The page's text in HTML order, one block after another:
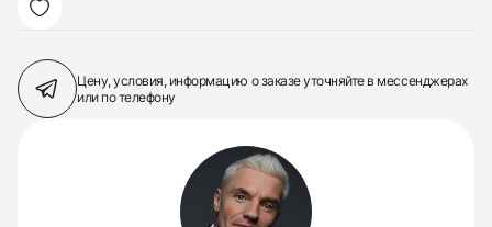
Цену, условия, информацию о заказеуточняйте в мессенджерах
или по телефону